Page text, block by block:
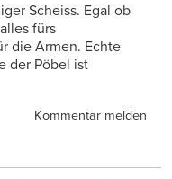
Scheiss. Egal ob
fürs
die Armen. Echte
der Pöbel ist
Kommentar melden